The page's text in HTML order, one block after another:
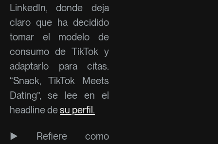
LinkedIn, donde deja
claro que ha decidido
tomar el modelo de
consumo de TikTok y
adaptarlo para citas.
“Snack, TikTok Meets
Dating”, se lee en el
headline desu perfil.
► Refiere como